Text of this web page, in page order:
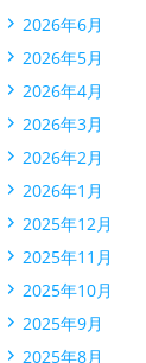
2026年6月
2026年5月
2026年4月
2026年3月
2026年2月
2026年1月
2025年12月
2025年11月
2025年10月
2025年9月
2025年8月